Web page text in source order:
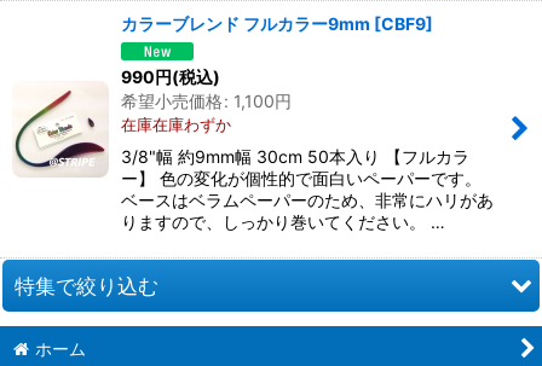
カラーブレンド フルカラー9mm [CBF9]
990円(税込)
希望小売価格: 1,100円
在庫在庫わずか
3/8"幅 約9mm幅 30cm 50本入り 【フルカラ
ー】 色の変化が個性的で面白いペーパーです。
ベースはベラムペーパーのため、非常にハリがあ
りますので、しっかり巻いてください。 …
特集で絞り込む
お道具類
ホーム